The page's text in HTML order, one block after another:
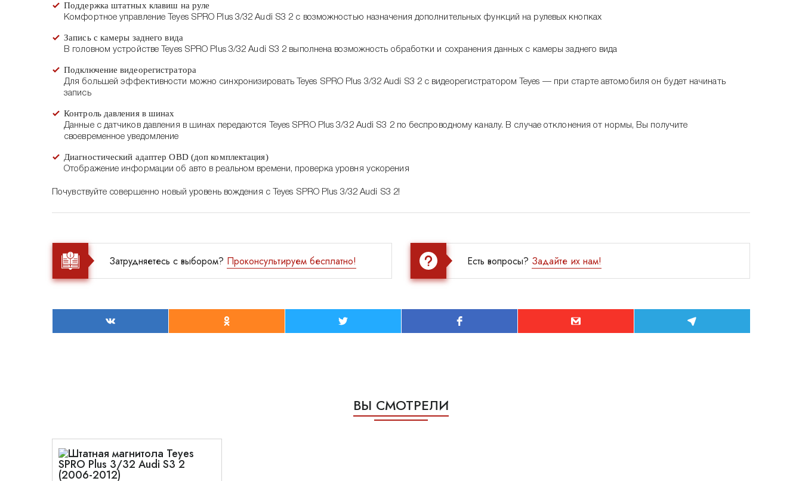
Поддержка штатных клавиш на руле
Комфортное управление Teyes SPRO Plus 3/32 Audi S3 2 с возможностью назначения дополнительных функций на рулевых кнопках
Запись с камеры заднего вида
В головном устройстве Teyes SPRO Plus 3/32 Audi S3 2 выполнена возможность обработки и сохранения данных с камеры заднего вида
Подключение видеорегистратора
Для большей эффективности можно синхронизировать Teyes SPRO Plus 3/32 Audi S3 2 с видеорегистратором Teyes — при старте автомобиля он будет начинать
запись
Контроль давления в шинах
Данные с датчиков давления в шинах передаются Teyes SPRO Plus 3/32 Audi S3 2 по беспроводному каналу. В случае отклонения от нормы, Вы получите
своевременное уведомление
Диагностический адаптер OBD (доп комплектация)
Отображение информации об авто в реальном времени, проверка уровня ускорения
Почувствуйте совершенно новый уровень вождения с Teyes SPRO Plus 3/32 Audi S3 2!
Затрудняетесь с выбором? Проконсультируем бесплатно! Есть вопросы? Задайте их нам!
ВЫ СМОТРЕЛИ